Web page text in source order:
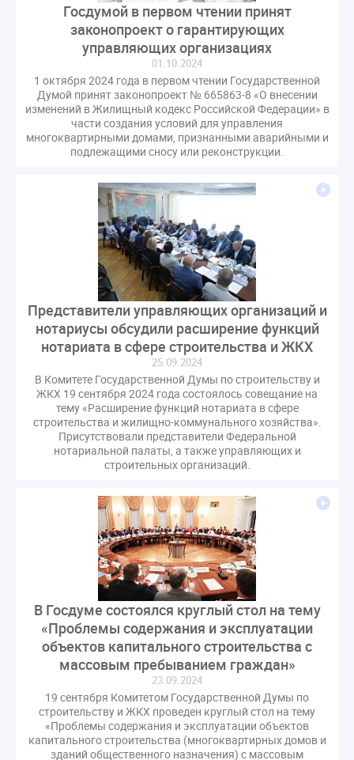
Госдумой в первом чтении принят
законопроект о гарантирующих
управляющих организациях
01.10.2024
1 октября 2024 года в первом чтении Государственной
Думой принят законопроект № 665863-8 «О внесении
изменений в Жилищный кодекс Российской Федерации» в
части создания условий для управления
многоквартирными домами, признанными аварийными и
подлежащими сносу или реконструкции.
Представители управляющих организаций и
нотариусы обсудили расширение функций
нотариата в сфере строительства и ЖКХ
25.09.2024
В Комитете Государственной Думы по строительству и
ЖКХ 19 сентября 2024 года состоялось совещание на
тему «Расширение функций нотариата в сфере
строительства и жилищно-коммунального хозяйства».
Присутствовали представители Федеральной
нотариальной палаты, а также управляющих и
строительных организаций.
В Госдуме состоялся круглый стол на тему
«Проблемы содержания и эксплуатации
объектов капитального строительства с
массовым пребыванием граждан»
23.09.2024
19 сентября Комитетом Государственной Думы по
строительству и ЖКХ проведен круглый стол на тему
«Проблемы содержания и эксплуатации объектов
капитального строительства (многоквартирных домов и
зданий общественного назначения) с массовым